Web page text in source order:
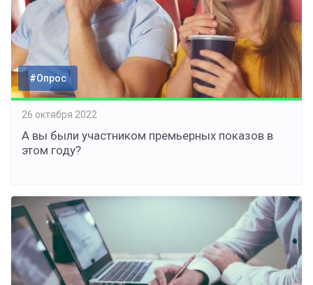
#Опрос
26 октября 2022
А вы были участником премьерных показов в
этом году?